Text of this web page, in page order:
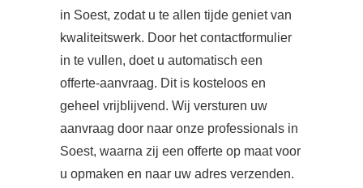
in Soest, zodat u te allen tijde geniet van
kwaliteitswerk. Door het contactformulier
in te vullen, doet u automatisch een
offerte-aanvraag. Dit is kosteloos en
geheel vrijblijvend. Wij versturen uw
aanvraag door naar onze professionals in
Soest, waarna zij een offerte op maat voor
u opmaken en naar uw adres verzenden.